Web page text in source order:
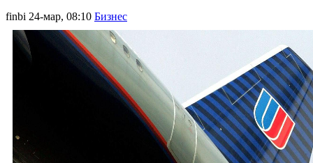
finbi 24-мар, 08:10 Бизнес